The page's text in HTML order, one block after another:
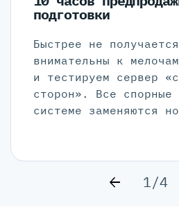
подготовки
Быстрее не
внимательны к
и тестируем сервер
сторон». Все спорные
системе заменяются
1/4